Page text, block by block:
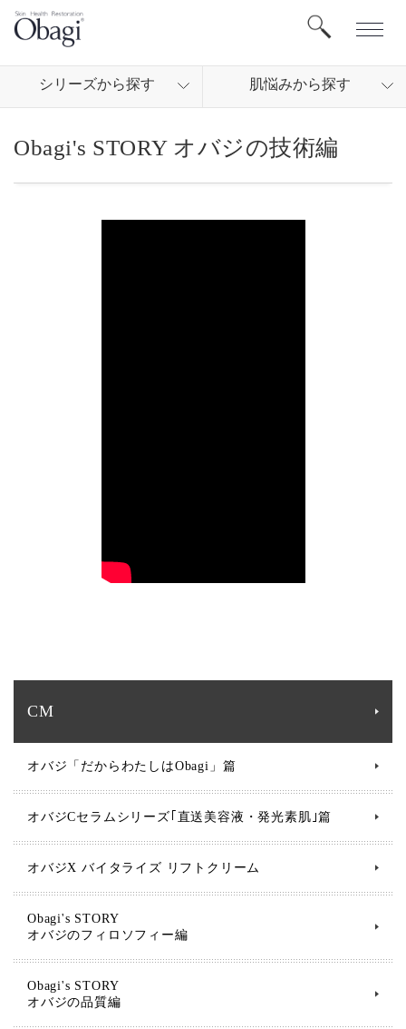
シリ ーズから探す 肌悩みから探す
Obagi's STORY オバジの技術編
CM
オバジ「だからわたしはObagi」篇
オバジCセラムシリーズ｢直送美容液・発光素肌｣篇
オバジX バイタライズ リフトクリーム
Obagi's STORY
オバジのフィロソフィー編
Obagi's STORY
オバジの品質編